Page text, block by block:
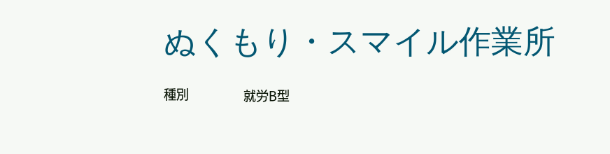
ぬくもり・スマイル作業所
種別 就労B型